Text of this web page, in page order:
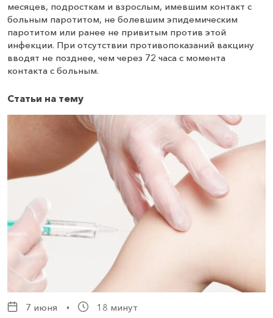
месяцев, подросткам и взрослым, имевшим контакт с
больным паротитом, не болевшим эпидемическим
паротитом или ранее не привитым против этой
инфекции. При отсутствии противопоказаний вакцину
вводят не позднее, чем через 72 часа с момента
контакта с больным.
Статьи на тему
7 июня 18 минут